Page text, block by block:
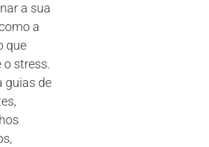
a sua
a
que
o stress.
guias de